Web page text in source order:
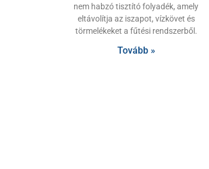
nem habzó tisztító folyadék, amely
eltávolítja az iszapot, vízkövet és
törmelékeket a fűtési rendszerből.
Tovább »